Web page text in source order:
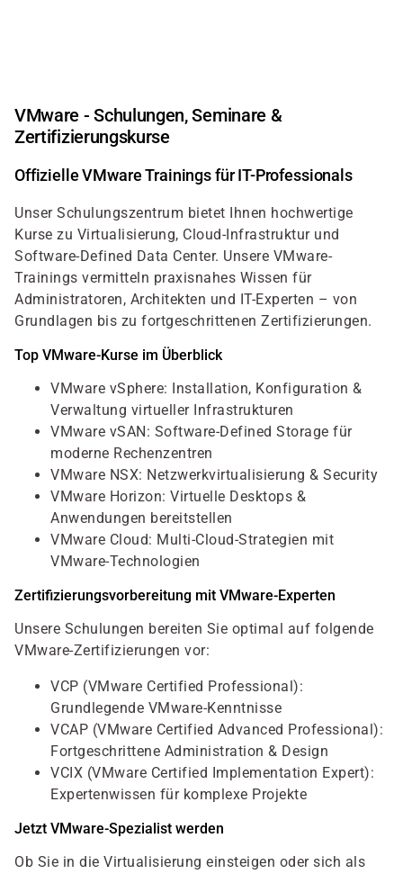
VMware - Schulungen, Seminare &
Zertifizierungskurse
Offizielle VMware Trainings für IT-Professionals
Unser Schulungszentrum bietet Ihnen hochwertige
Kurse zu Virtualisierung, Cloud-Infrastruktur und
Software-Defined Data Center. Unsere VMware-
Trainings vermitteln praxisnahes Wissen für
Administratoren, Architekten und IT-Experten – von
Grundlagen bis zu fortgeschrittenen Zertifizierungen.
Top VMware-Kurse im Überblick
VMware vSphere: Installation, Konfiguration &
Verwaltung virtueller Infrastrukturen
VMware vSAN: Software-Defined Storage für
moderne Rechenzentren
VMware NSX: Netzwerkvirtualisierung & Security
VMware Horizon: Virtuelle Desktops &
Anwendungen bereitstellen
VMware Cloud: Multi-Cloud-Strategien mit
VMware-Technologien
Zertifizierungsvorbereitung mit VMware-Experten
Unsere Schulungen bereiten Sie optimal auf folgende
VMware-Zertifizierungen vor:
VCP (VMware Certified Professional):
Grundlegende VMware-Kenntnisse
VCAP (VMware Certified Advanced Professional):
Fortgeschrittene Administration & Design
VCIX (VMware Certified Implementation Expert):
Expertenwissen für komplexe Projekte
Jetzt VMware-Spezialist werden
Ob Sie in die Virtualisierung einsteigen oder sich als